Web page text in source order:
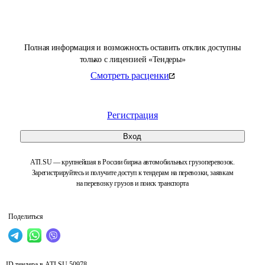
Полная информация и возможность оставить отклик доступны
только с лицензией «Тендеры»
Смотреть расценки
Регистрация
Вход
ATI.SU — крупнейшая в России биржа автомобильных грузоперевозок.
Зарегистрируйтесь и получите доступ к тендерам на перевозки, заявкам
на перевозку грузов и поиск транспорта
Поделиться